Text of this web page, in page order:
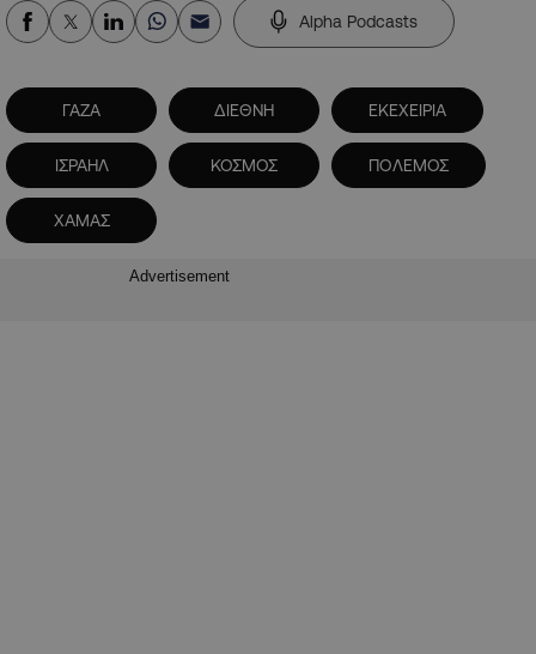
Alpha Podcasts
ΓΑΖΑ ΔΙΕΘΝΗ ΕΚΕΧΕΙΡΙΑ
ΙΣΡΑΗΛ ΚΟΣΜΟΣ ΠΟΛΕΜΟΣ
ΧΑΜΑΣ
Advertisement